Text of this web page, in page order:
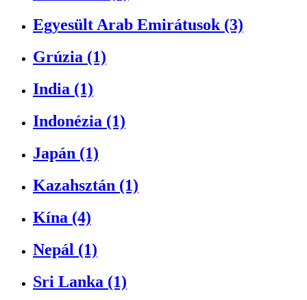
Egyesült Arab Emirátusok (3)
Grúzia (1)
India (1)
Indonézia (1)
Japán (1)
Kazahsztán (1)
Kína (4)
Nepál (1)
Sri Lanka (1)